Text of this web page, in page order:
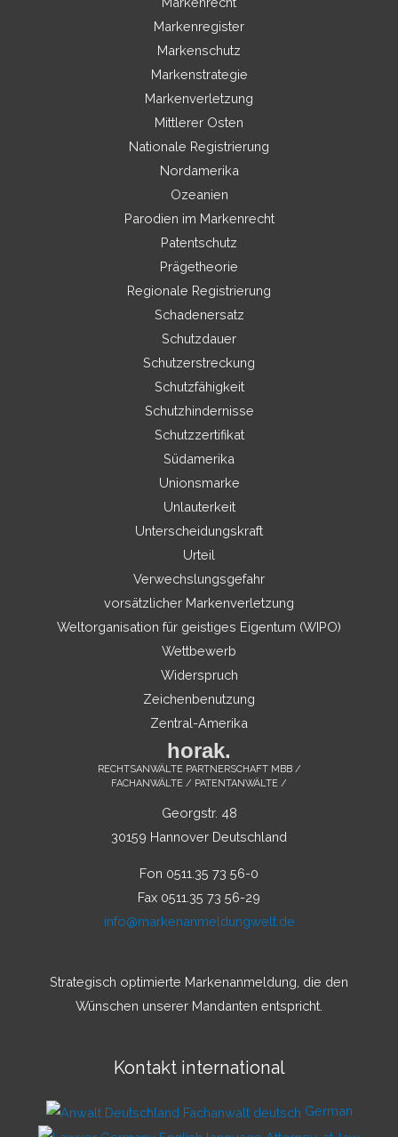
Markenregister
Markenschutz
Markenstrategie
Markenverletzung
Mittlerer Osten
Nationale Registrierung
Nordamerika
Ozeanien
Parodien im Markenrecht
Patentschutz
Prägetheorie
Regionale Registrierung
Schadenersatz
Schutzdauer
Schutzerstreckung
Schutzfähigkeit
Schutzhindernisse
Schutzzertifikat
Südamerika
Unionsmarke
Unlauterkeit
Unterscheidungskraft
Urteil
Verwechslungsgefahr
vorsätzlicher Markenverletzung
Weltorganisation für geistiges Eigentum (WIPO)
Wettbewerb
Widerspruch
Zeichenbenutzung
Zentral-Amerika
horak.
RECHTSANWÄLTE PARTNERSCHAFT MBB /
FACHANWÄLTE / PATENTANWÄLTE /
Georgstr. 48
30159 Hannover Deutschland
Fon 0511.35 73 56-0
Fax 0511.35 73 56-29
info@markenanmeldungwelt.de
Strategisch optimierte Markenanmeldung, die den
Wünschen unserer Mandanten entspricht.
Kontakt international
German